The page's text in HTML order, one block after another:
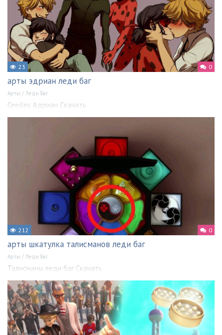
23 0
арты эдриан леди баг
Арты / Леди Баг
Ceejles Адриан Скачать
212 0
арты шкатулка талисманов леди баг
Арты / Леди Баг
Талисманы леди баг Скачать